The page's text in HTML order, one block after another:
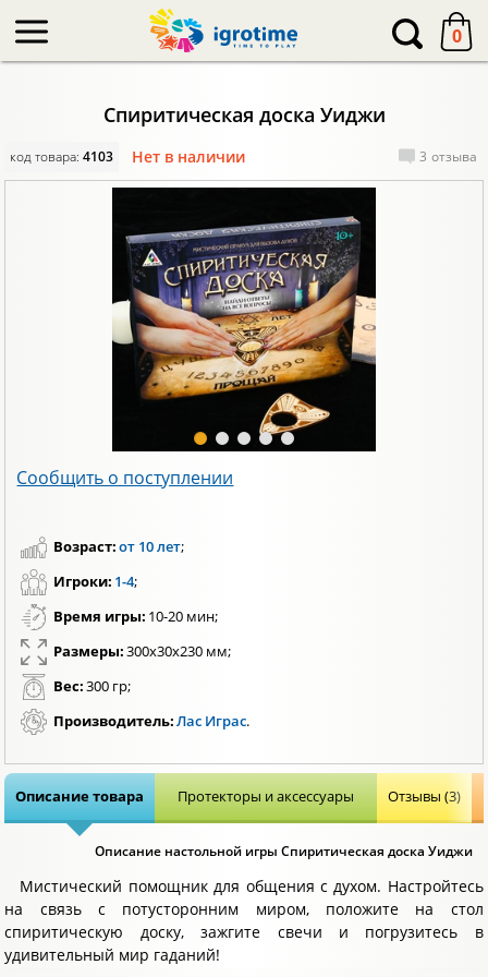
0
Спиритическая доска Уиджи
код товара:4103 Нет в наличии 3 отзыва
Сообщить о поступлении
Возраст:от 10 лет;
Игроки: 1-4;
Время игры: 10-20 мин;
Размеры:300х30х230 мм;
Вес:300 гр;
Производитель:Лас Играс.
Описание товара Протекторы и аксессуары Отзывы (3)
Описание настольной игры Спиритическая доска Уиджи
Мистический помощник для общения с духом. Настройтесь
на связь с потусторонним миром, положите на стол
спиритическую доску, зажгите свечи и погрузитесь в
удивительный мир гаданий!